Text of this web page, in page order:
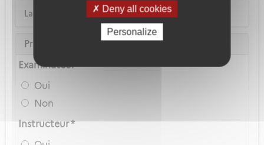
Deny all cookies
Personalize
La copie du permis de conduire n'est pas acceptée
Privilèges Navigant
Examinateur *
Oui
Non
Instructeur *